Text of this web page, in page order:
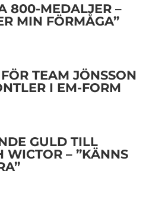
800-MEDALJER –
MIN FÖRMÅGA”
TEAM JÖNSSON
I EM-FORM
GULD TILL
WICTOR – ”KÄNNS